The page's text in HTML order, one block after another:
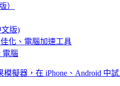
）
文版)
佳化、電腦加速工具
電腦
模擬器，在 iPhone、Android 中